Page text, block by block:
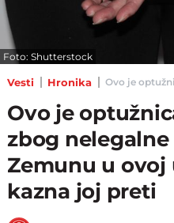
Foto: Shutterstock
Vesti Hronika Ovo je
Ovo je
zbog
Zemunu u ovoj
kazna joj preti